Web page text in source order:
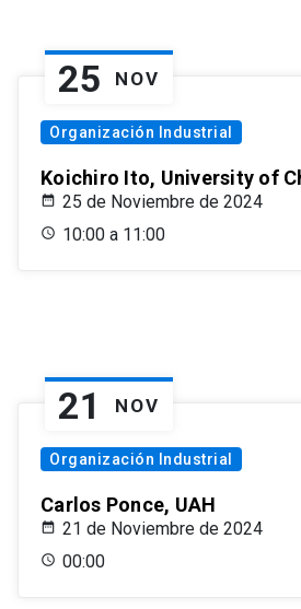
25 NOV
Organización Industrial
Koichiro Ito, University of
25 de Noviembre de 2024
10:00 a 11:00
21 NOV
Organización Industrial
Carlos Ponce, UAH
21 de Noviembre de 2024
00:00